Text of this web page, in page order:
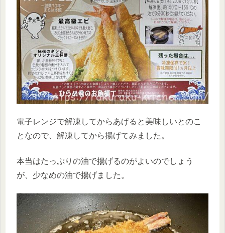
電子レンジで解凍してからあげると美味しいとのこ
となので、解凍してから揚げてみました。
本当はたっぷりの油で揚げるのがよいのでしょう
が、少なめの油で揚げました。